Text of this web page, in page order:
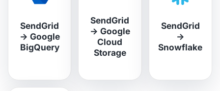
SendGrid
→ Google
BigQuery
SendGrid
→ Google
Cloud
Storage
SendGrid
→
Snowflake